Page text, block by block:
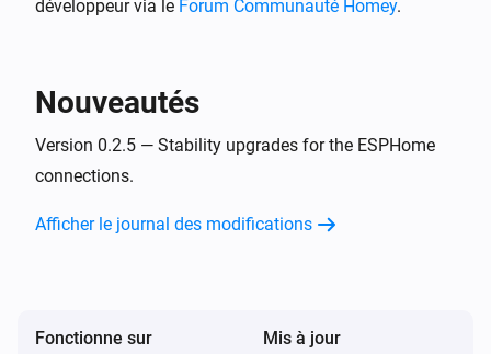
BlueConnect (ESPHome)
développeur via le Forum Communauté Homey.
Nouveautés
Version 0.2.5 — Stability upgrades for the ESPHome
connections.
Afficher le journal des modifications
Fonctionne sur Mis à jour